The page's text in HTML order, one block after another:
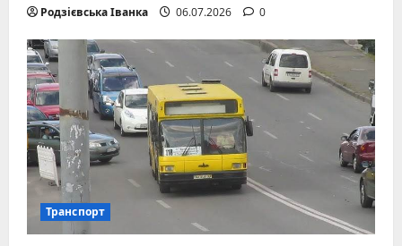
Родзієвська Іванка 06.07.2026 0
Транспорт